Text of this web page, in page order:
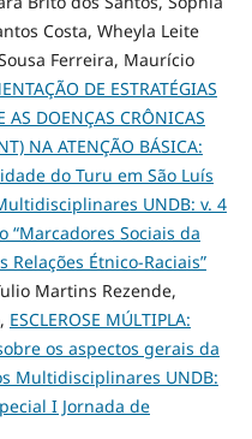
Costa, Wheyla Leite
Ferreira, Maurício
DE ESTRATÉGIAS
AS DOENÇAS CRÔNICAS
NA ATENÇÃO BÁSICA:
do Turu em São Luís
UNDB: v. 4
“Marcadores Sociais da
Relações Étnico-Raciais”
Martins Rezende,
ESCLEROSE MÚLTIPLA:
os aspectos gerais da
Multidisciplinares UNDB:
I Jornada de